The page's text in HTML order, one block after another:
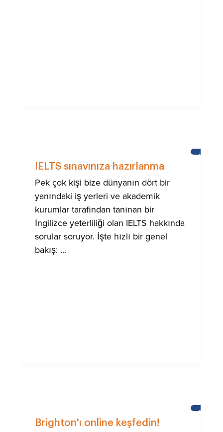
IELTS sınavınıza hazırlanma
Pek çok kişi bize dünyanın dört bir
yanındaki iş yerleri ve akademik
kurumlar tarafından tanınan bir
İngilizce yeterliliği olan IELTS hakkında
sorular soruyor. İşte hızlı bir genel
bakış: ...
Brighton'ı online keşfedin!